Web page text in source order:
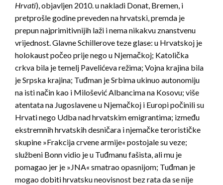
Hrvati), objavljen 2010. u nakladi Donat, Bremen, i
pretprošle godine preveden na hrvatski, premda je
prepun najprimitivnijih laži i nema nikakvu znanstvenu
vrijednost. Glavne Schillerove teze glase: u Hrvatskoj je
holokaust počeo prije nego u Njemačkoj; Katolička
crkva bila je temelj Pavelićeva režima; Vojna krajina bila
je Srpska krajina; Tuđman je Srbima ukinuo autonomiju
na isti način kao i Milošević Albancima na Kosovu; više
atentata na Jugoslavene u Njemačkoj i Europi počinili su
Hrvati nego Udba nad hrvatskim emigrantima; između
ekstremnih hrvatskih desničara i njemačke terorističke
skupine »Frakcija crvene armije« postojale su veze;
službeni Bonn vidio je u Tuđmanu fašista, ali mu je
pomagao jer je »JNA« smatrao opasnijom; Tuđman je
mogao dobiti hrvatsku neovisnost bez rata da se nije